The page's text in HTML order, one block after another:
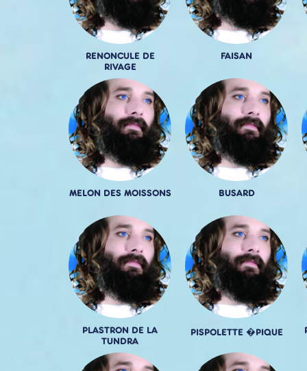
RENONCULE DE
RIVAGE
FAISAN
MELON DES MOISSONS BUSARD
PLASTRON DE LA
TUNDRA
PISPOLETTE �PIQUE